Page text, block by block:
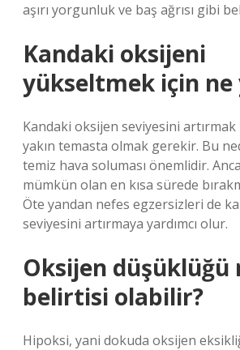
aşırı yorgunluk ve baş ağrısı gibi
Kandaki oksijeni
yükseltmek için ne
Kandaki oksijen seviyesini
yakın temasta olmak gerekir. Bu
temiz hava soluması önemlidir.
mümkün olan en kısa sürede
Öte yandan nefes egzersizleri de
seviyesini artırmaya yardımcı olur.
Oksijen düşüklüğü
belirtisi olabilir?
Hipoksi, yani dokuda oksijen